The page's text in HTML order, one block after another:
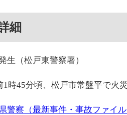
細
生（松戸東警察署）
1時45分頃、松戸市常盤平で火
警察（最新事件・事故ファイル